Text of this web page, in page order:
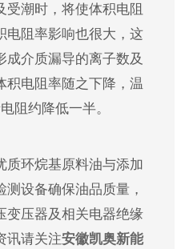
受潮时，将使体积电阻
电阻率影响也很大，这
成介质漏导的离子数及
积电阻率随之下降，温
阻约降低一半。
质环烷基原料油与添加
设备确保油品质量，
变压器及相关电器绝缘
讯请关注安徽凯奥新能